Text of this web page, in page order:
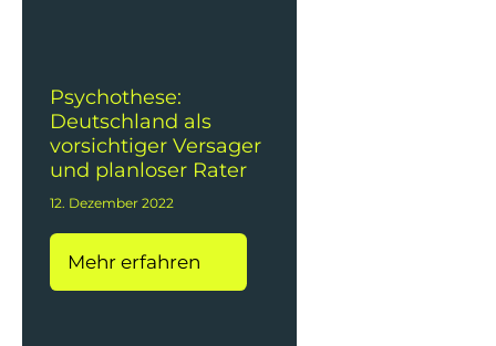
Psychothese:
Deutschland als
vorsichtiger Versager
und planloser Rater
12. Dezember 2022
Mehr erfahren